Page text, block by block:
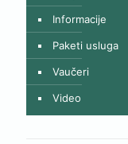
Informacije
Paketi usluga
Vaučeri
Video